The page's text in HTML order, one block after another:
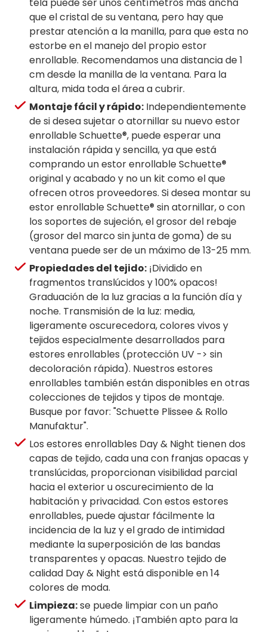
tela puede ser unos centímetros más ancha
que el cristal de su ventana, pero hay que
prestar atención a la manilla, para que esta no
estorbe en el manejo del propio estor
enrollable. Recomendamos una distancia de 1
cm desde la manilla de la ventana. Para la
altura, mida toda el área a cubrir.
Montaje fácil y rápido: Independientemente
de si desea sujetar o atornillar su nuevo estor
enrollable Schuette®, puede esperar una
instalación rápida y sencilla, ya que está
comprando un estor enrollable Schuette®
original y acabado y no un kit como el que
ofrecen otros proveedores. Si desea montar su
estor enrollable Schuette® sin atornillar, o con
los soportes de sujeción, el grosor del rebaje
(grosor del marco sin junta de goma) de su
ventana puede ser de un máximo de 13-25 mm.
Propiedades del tejido: ¡Dividido en
fragmentos translúcidos y 100% opacos!
Graduación de la luz gracias a la función día y
noche. Transmisión de la luz: media,
ligeramente oscurecedora, colores vivos y
tejidos especialmente desarrollados para
estores enrollables (protección UV -> sin
decoloración rápida). Nuestros estores
enrollables también están disponibles en otras
colecciones de tejidos y tipos de montaje.
Busque por favor: "Schuette Plissee & Rollo
Manufaktur".
Los estores enrollables Day & Night tienen dos
capas de tejido, cada una con franjas opacas y
translúcidas, proporcionan visibilidad parcial
hacia el exterior u oscurecimiento de la
habitación y privacidad. Con estos estores
enrollables, puede ajustar fácilmente la
incidencia de la luz y el grado de intimidad
mediante la superposición de las bandas
transparentes y opacas. Nuestro tejido de
calidad Day & Night está disponible en 14
colores de moda.
Limpieza:se puede limpiar con un paño
ligeramente húmedo. ¡También apto para la